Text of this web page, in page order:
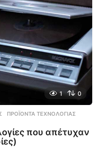
1 0
,ΠΡΟΪΌΝΤΑ ΤΕΧΝΟΛΟΓΊΑΣ
που απέτυχαν